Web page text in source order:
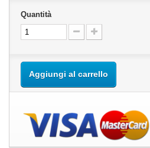
Quantità
Aggiungi al carrello